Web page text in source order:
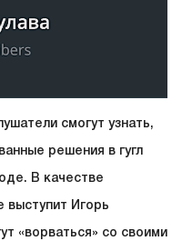
смогут узнать,
решения в гугл
В качестве
Игорь
«ворваться» со своими